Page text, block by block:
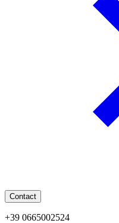
Contact
+39 0665002524